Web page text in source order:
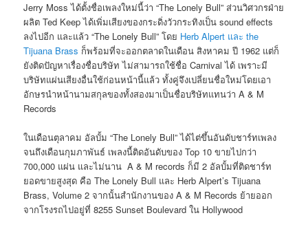
Jerry Moss ได้ตั้งชื่อเพลงใหม่นี้ว่า “The Lonely Bull” ส่วนวิศวกรฝ่าย
ผลิต Ted Keep ได้เพิ่มเสียงของกระดิ่งวัวกระทิงเป็น sound effects
ลงไปอีก และแล้ว “The Lonely Bull” โดย Herb Alpert และ the
Tijuana Brass ก็พร้อมที่จะออกตลาดในเดือน สิงหาคม ปี 1962 แต่ก็
ยังติดปัญหาเรื่องชื่อบริษัท ไม่สามารถใช้ชื่อ Carnival ได้ เพราะมี
บริษัทแผ่นเสียงอื่นใช้ก่อนหน้านี้แล้ว ทั้งคู่จึงเปลี่ยนชื่อใหม่โดยเอา
อักษรนำหน้านามสกุลของทั้งสองมาเป็นชื่อบริษัทแทนว่า A & M
Records
ในเดือนตุลาคม อัลบั้ม “The Lonely Bull” ได้ไต่ขึ้นอันดับชาร์ทเพลง
จนถึงเดือนกุมภาพันธ์ เพลงนี้ติดอันดับของ Top 10 ขายไปกว่า
700,000 แผ่น และไม่นาน A & M records ก็มี 2 อัลบั้มที่ติดชาร์ท
ยอดขายสูงสุด คือ The Lonely Bull และ Herb Alpert’s Tijuana
Brass, Volume 2 จากนั้นสำนักงานของ A & M Records ย้ายออก
จากโรงรถไปอยู่ที่ 8255 Sunset Boulevard ใน Hollywood